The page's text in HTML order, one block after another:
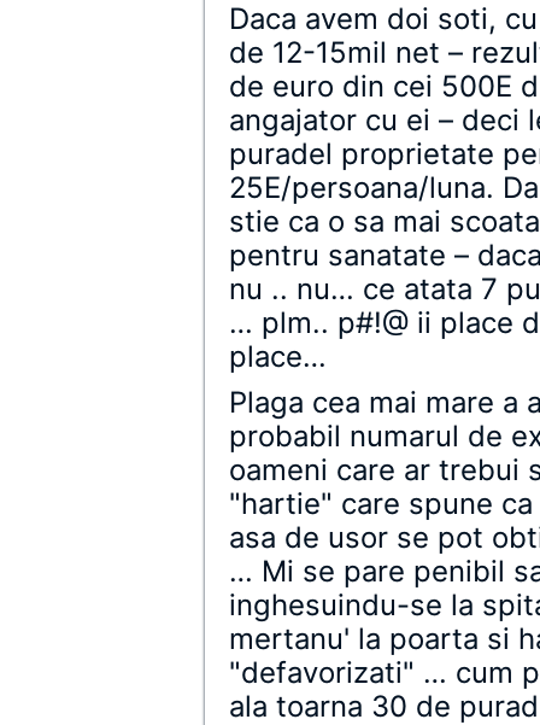
Daca avem doi soti,
de 12-15mil net –
de euro din cei 500E
angajator cu ei – deci
puradel proprietate
25E/persoana/luna.
stie ca o sa mai
pentru sanatate –
nu .. nu… ce atata 7
… plm.. p#!@ ii place
place…
Plaga cea mai mare a
probabil numarul de
oameni care ar trebui
"hartie" care spune
asa de usor se pot
… Mi se pare penibil
inghesuindu-se la
mertanu' la poarta si
"defavorizati" … cum
ala toarna 30 de